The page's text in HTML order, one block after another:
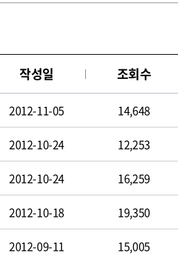
작성일 조회수
2012-11-05 14,648
2012-10-24 12,253
2012-10-24 16,259
2012-10-18 19,350
2012-09-11 15,005